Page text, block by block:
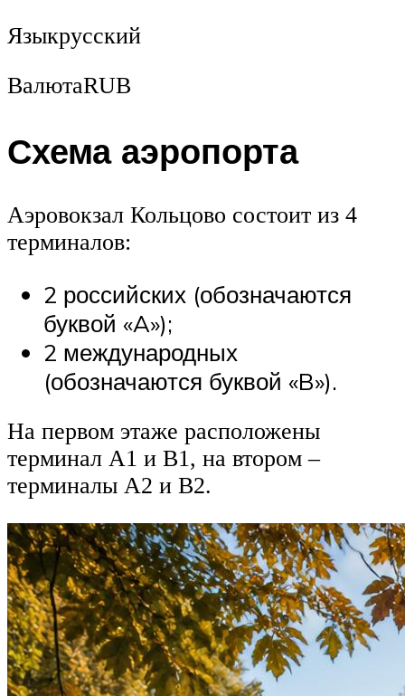
Языкрусский
ВалютаRUB
Схема аэропорта
Аэровокзал Кольцово состоит из 4
терминалов:
2 российских (обозначаются
буквой «A»);
2 международных
(обозначаются буквой «B»).
На первом этаже расположены
терминал A1 и B1, на втором –
терминалы A2 и B2.